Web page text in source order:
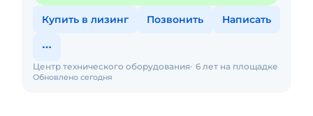
Купить в лизинг Позвонить Написать
Обновлено сегодня
Центр технического оборудования 6 лет на площадке